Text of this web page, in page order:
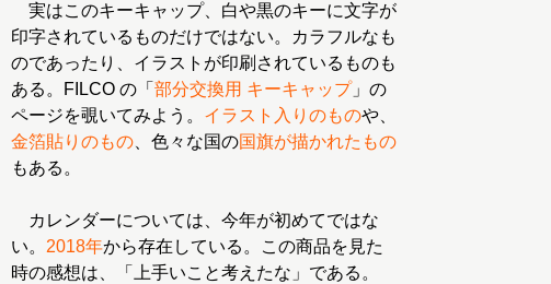
実はこのキーキャップ、白や黒のキーに文字が
印字されているものだけではない。カラフルなも
のであったり、イラストが印刷されているものも
ある。FILCO の「 部分交換用 キーキャップ 」の
ページを覗いてみよう。 イラスト入りのものや、
金箔貼りのもの、色々な国の国旗が描かれたもの
もある。
カレンダーについては、今年が初めてではな
い。 2018年から存在している。この商品を見た
時の感想は、「上手いこと考えたな」である。